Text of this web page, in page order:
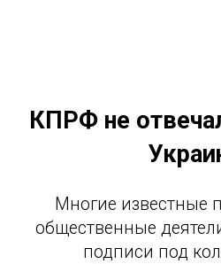
КПРФ не
Многие известные
общественные
подписи под